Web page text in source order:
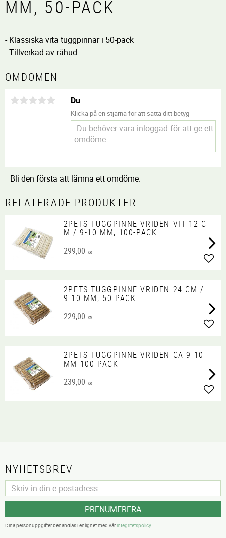
MM, 50-PACK
- Klassiska vita tuggpinnar i 50-pack
- Tillverkad av råhud
OMDÖMEN
Du
Klicka på en stjärna för att sätta ditt betyg
Bli den första att lämna ett omdöme.
RELATERADE PRODUKTER
2PETS TUGGPINNE VRIDEN VIT 12 C
M / 9-10 MM, 100-PACK
299,00 KR
2PETS TUGGPINNE VRIDEN 24 CM /
9-10 MM, 50-PACK
229,00 KR
2PETS TUGGPINNE VRIDEN CA 9-10
MM 100-PACK
239,00 KR
NYHETSBREV
PRENUMERERA
Dina personuppgifter behandlas i enlighet med vårintegritetspolicy.